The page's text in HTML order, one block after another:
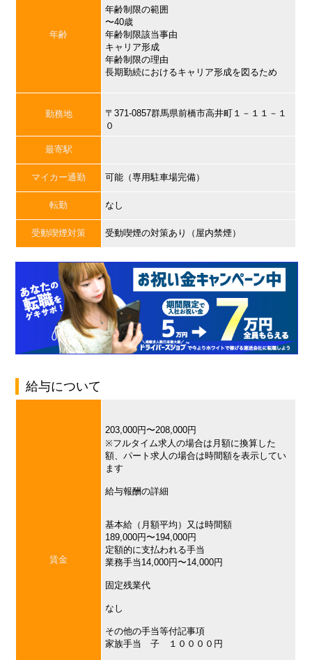
年齢
年齢制限の範囲
〜40歳
年齢制限該当事由
キャリア形成
年齢制限の理由
長期勤続におけるキャリア形成を図るため
勤務地
〒371-0857群馬県前橋市高井町１－１１－１
０
最寄駅
マイカー通勤 可能（専用駐車場完備）
転勤 なし
受動喫煙対策 受動喫煙の対策あり（屋内禁煙）
給与について
賃金
203,000円〜208,000円
※フルタイム求人の場合は月額に換算した
額、パート求人の場合は時間額を表示してい
ます
給与報酬の詳細
基本給（月額平均）又は時間額
189,000円〜194,000円
定額的に支払われる手当
業務手当14,000円〜14,000円
固定残業代
なし
その他の手当等付記事項
家族手当 子 １００００円